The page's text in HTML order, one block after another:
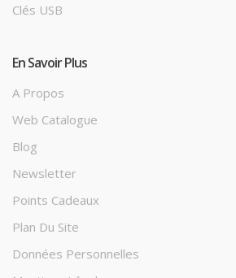
Clés USB
En Savoir Plus
A Propos
Web Catalogue
Blog
Newsletter
Points Cadeaux
Plan Du Site
Données Personnelles